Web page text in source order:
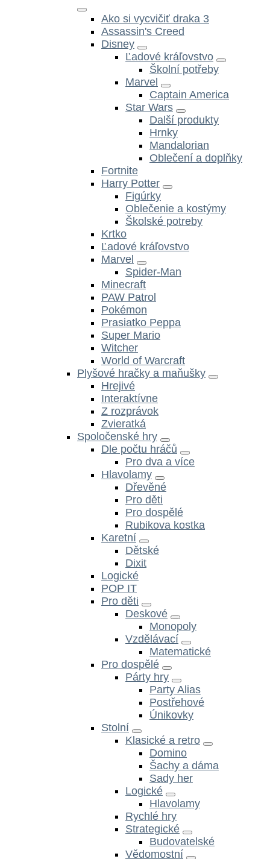
Ako si vycvičiť draka 3
Assassin's Creed
Disney
Ľadové kráľovstvo
Školní potřeby
Marvel
Captain America
Star Wars
Další produkty
Hrnky
Mandalorian
Oblečení a doplňky
Fortnite
Harry Potter
Figúrky
Oblečenie a kostýmy
Školské potreby
Krtko
Ľadové kráľovstvo
Marvel
Spider-Man
Minecraft
PAW Patrol
Pokémon
Prasiatko Peppa
Super Mario
Witcher
World of Warcraft
Plyšové hračky a maňušky
Hrejivé
Interaktívne
Z rozprávok
Zvieratká
Spoločenské hry
Dle počtu hráčů
Pro dva a více
Hlavolamy
Dřevěné
Pro děti
Pro dospělé
Rubikova kostka
Karetní
Dětské
Dixit
Logické
POP IT
Pro děti
Deskové
Monopoly
Vzdělávací
Matematické
Pro dospělé
Párty hry
Party Alias
Postřehové
Únikovky
Stolní
Klasické a retro
Domino
Šachy a dáma
Sady her
Logické
Hlavolamy
Rychlé hry
Strategické
Budovatelské
Vědomostní